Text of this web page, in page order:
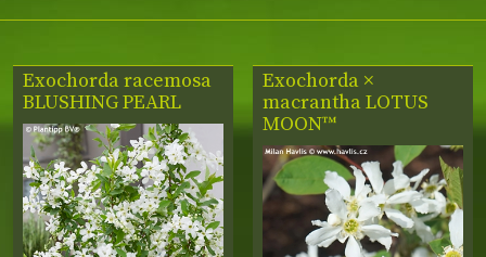
Exochorda racemosa
BLUSHING PEARL
Exochorda ×
macranthaLOTUS
MOON™